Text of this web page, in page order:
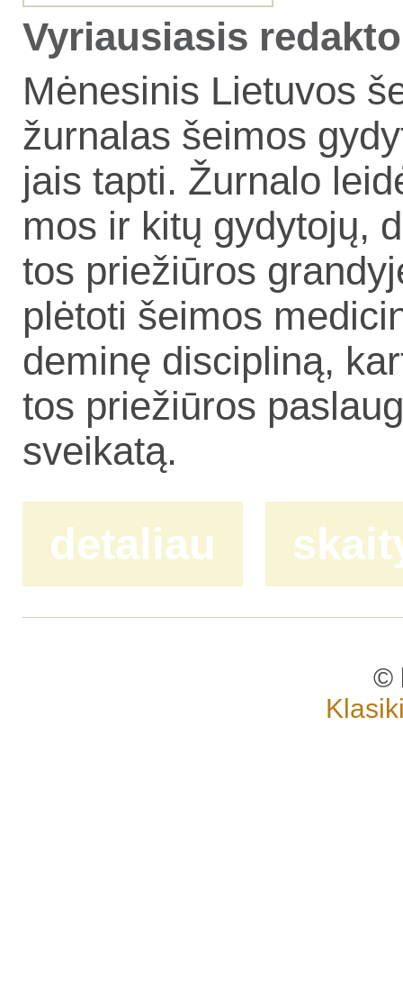
Vyriausiasis
Mė­ne­si­nis Lie­tu­vos
žur­na­las šei­mos
jais tap­ti. Žur­na­lo
mos ir ki­tų gy­dy­to­jų,
tos prie­žiū­ros
plė­to­ti šei­mos
de­mi­nę dis­cip­li­ną,
tos prie­žiū­ros
svei­ka­tą.
detaliau
©